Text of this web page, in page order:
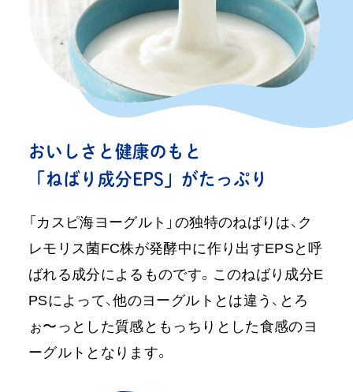
おいしさと健康のもと
「ねばり成分EPS」がたっぷり
「カスピ海ヨーグルト」の独特のねばりは、ク
レモリス菌FC株が発酵中に作り出すEPSと呼
ばれる成分によるものです。このねばり成分E
PSによって、他のヨーグルトとは違う、とろ
ぉ〜っとした質感ともっちりとした食感のヨ
ーグルトとなります。